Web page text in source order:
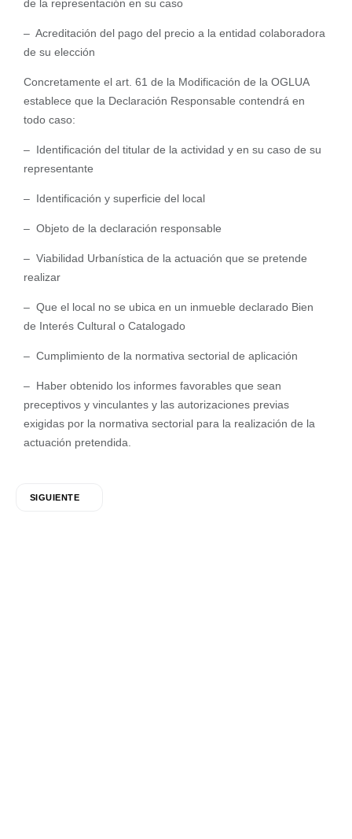
de la representación en su caso
– Acreditación del pago del precio a la entidad colaboradora
de su elección
Concretamente el art. 61 de la Modificación de la OGLUA
establece que la Declaración Responsable contendrá en
todo caso:
– Identificación del titular de la actividad y en su caso de su
representante
– Identificación y superficie del local
– Objeto de la declaración responsable
– Viabilidad Urbanística de la actuación que se pretende
realizar
– Que el local no se ubica en un inmueble declarado Bien
de Interés Cultural o Catalogado
– Cumplimiento de la normativa sectorial de aplicación
– Haber obtenido los informes favorables que sean
preceptivos y vinculantes y las autorizaciones previas
exigidas por la normativa sectorial para la realización de la
actuación pretendida.
SIGUIENTE